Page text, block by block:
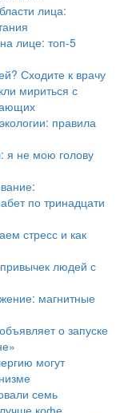
лица:
лице: топ-5
Сходите к врачу
мириться с
правила
я не мою голову
по тринадцати
стресс и как
людей с
магнитные
о запуске
могут
семь
лучше кофе